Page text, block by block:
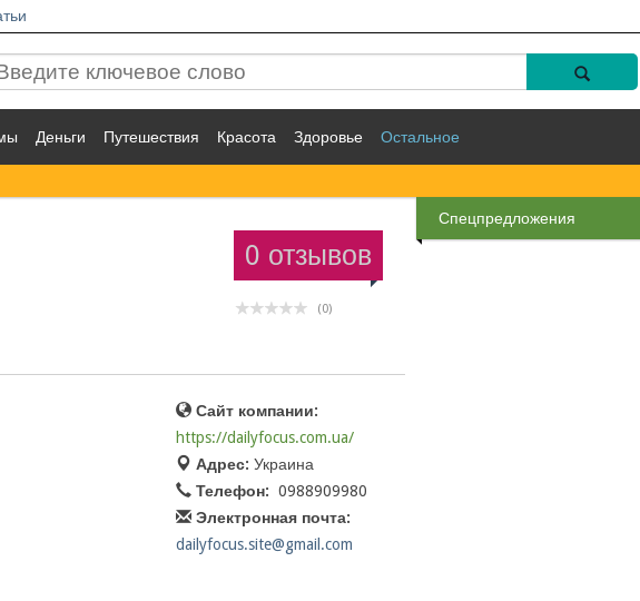
Деньги Путешествия Красота Здоровье Остальное
0 отзывов
(0)
Сайт компании:
https://dailyfocus.com.ua/
Адрес: Украина
Телефон: 0988909980
Электронная почта:
dailyfocus.site@gmail.com
Спецпредложения